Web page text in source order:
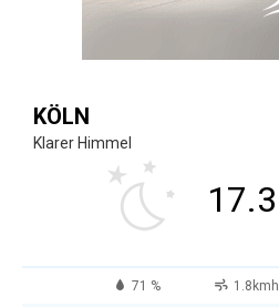
KÖLN
Klarer Himmel
17.3
71 % 1.8kmh